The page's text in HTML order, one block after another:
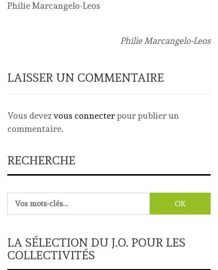
Philie Marcangelo-Leos
Philie Marcangelo-Leos
LAISSER UN COMMENTAIRE
Vous devezvous connecterpour publier un
commentaire.
RECHERCHE
LA SÉLECTION DU J.O. POUR LES
COLLECTIVITÉS